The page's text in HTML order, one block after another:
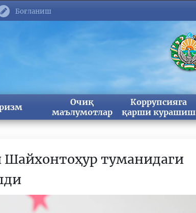
Боғланиш
Очиқ
маълумотлар
Коррупсияга
қарши курашиш
туманидаги